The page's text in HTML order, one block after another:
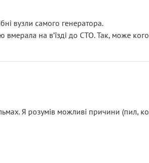
вузли самого генератора.
на вʼїзді до СТО. Так, може
Я розумів можливі причини (пил,